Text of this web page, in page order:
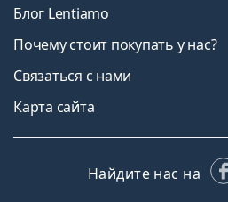
Блог Lentiamo
Почему стоит покупать у нас?
Связаться с нами
Карта сайта
Найдите нас на